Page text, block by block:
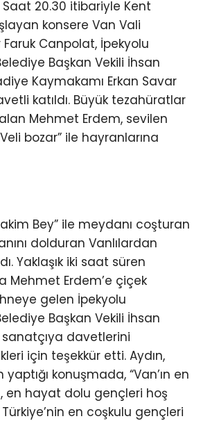
Saat 20.30 itibariyle Kent
konsere Van Vali
Faruk Canpolat, İpekyolu
Başkan Vekili İhsan
Kaymakamı Erkan Savar
katıldı. Büyük tezahüratlar
Mehmet Erdem, sevilen
Veli bozar” ile hayranlarına
Bey” ile meydanı coşturan
dolduran Vanlılardan
Yaklaşık iki saat süren
Mehmet Erdem’e çiçek
gelen İpekyolu
Başkan Vekili İhsan
sanatçıya davetlerini
için teşekkür etti. Aydın,
konuşmada, “Van’ın en
en hayat dolu gençleri hoş
en coşkulu gençleri